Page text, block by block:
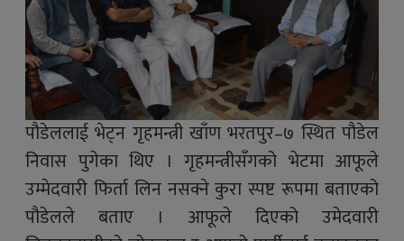
पौडेललाई भेट्न गृहमन्त्री खाँण भरतपुर–७ स्थित पौडेल
निवास पुगेका थिए । गृहमन्त्रीसँगको भेटमा आफूले
उम्मेदवारी फिर्ता लिन नसक्ने कुरा स्पष्ट रूपमा बताएको
पौडेलले बताए । आफूले दिएको उमेदवारी